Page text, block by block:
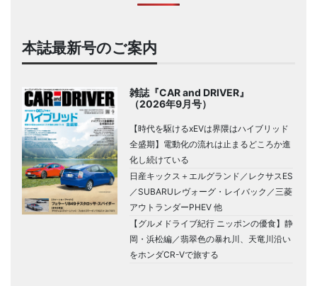
本誌最新号のご案内
雑誌『CAR and DRIVER』
（2026年9月号）
【時代を駆けるxEVは界隈はハイブリッド
全盛期】電動化の流れは止まるどころか進
化し続けている
日産キックス＋エルグランド／レクサスES
／SUBARUレヴォーグ・レイバック／三菱
アウトランダーPHEV 他
【グルメドライブ紀行 ニッポンの優食】静
岡・浜松編／翡翠色の暴れ川、天竜川沿い
をホンダCR-Vで旅する